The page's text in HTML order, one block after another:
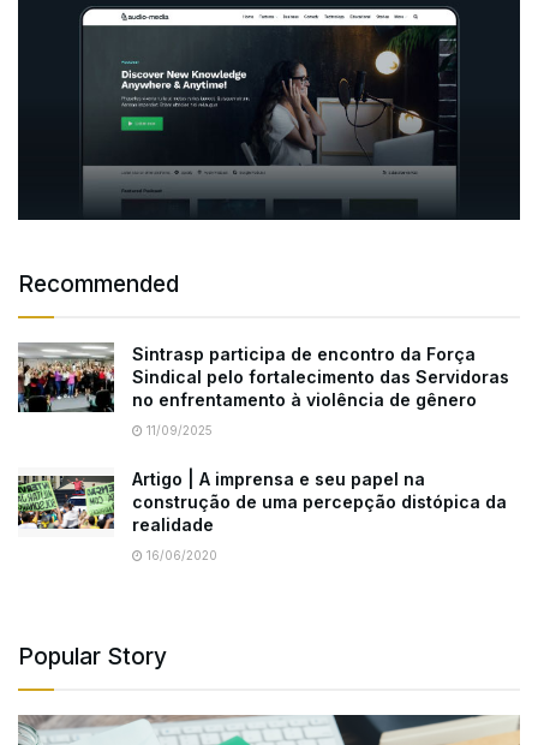
Recommended
Sintrasp participa de encontro da Força
Sindical pelo fortalecimento das Servidoras
no enfrentamento à violência de gênero
11/09/2025
Artigo | A imprensa e seu papel na
construção de uma percepção distópica da
realidade
16/06/2020
Popular Story